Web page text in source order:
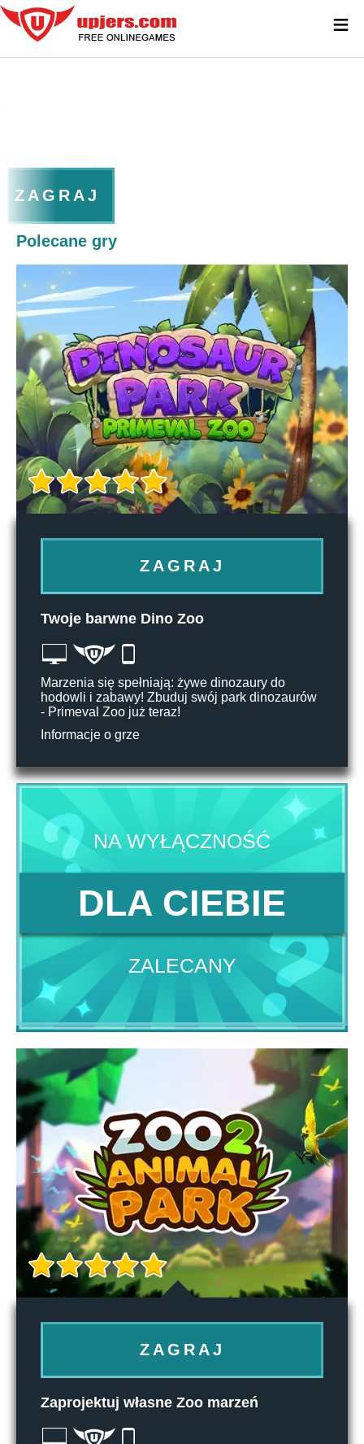
ZAGRAJ
Polecane gry
ZAGRAJ
Twoje barwne Dino Zoo
Marzenia się spełniają: żywe dinozaury do
hodowli i zabawy! Zbuduj swój park dinozaurów
- Primeval Zoo już teraz!
Informacje o grze
NA WYŁĄCZNOŚĆ
DLA CIEBIE
ZALECANY
ZAGRAJ
Zaprojektuj własne Zoo marzeń
≡